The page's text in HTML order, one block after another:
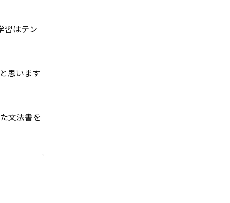
習はテン
思います
文法書を